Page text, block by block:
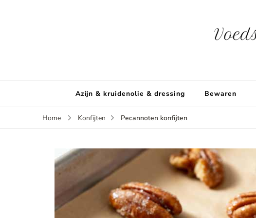
Azijn & kruidenolie & dressing Bewaren
Home Konfijten Pecannoten konfijten